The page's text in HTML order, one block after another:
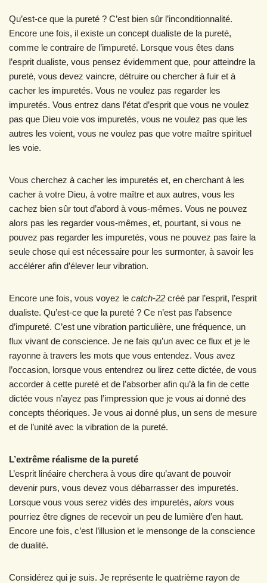
Qu’est-ce que la pureté ? C’est bien sûr l’inconditionnalité.
Encore une fois, il existe un concept dualiste de la pureté,
comme le contraire de l’impureté. Lorsque vous êtes dans
l’esprit dualiste, vous pensez évidemment que, pour atteindre la
pureté, vous devez vaincre, détruire ou chercher à fuir et à
cacher les impuretés. Vous ne voulez pas regarder les
impuretés. Vous entrez dans l’état d’esprit que vous ne voulez
pas que Dieu voie vos impuretés, vous ne voulez pas que les
autres les voient, vous ne voulez pas que votre maître spirituel
les voie.
Vous cherchez à cacher les impuretés et, en cherchant à les
cacher à votre Dieu, à votre maître et aux autres, vous les
cachez bien sûr tout d’abord à vous-mêmes. Vous ne pouvez
alors pas les regarder vous-mêmes, et, pourtant, si vous ne
pouvez pas regarder les impuretés, vous ne pouvez pas faire la
seule chose qui est nécessaire pour les surmonter, à savoir les
accélérer afin d’élever leur vibration.
Encore une fois, vous voyez le catch-22 créé par l’esprit, l’esprit
dualiste. Qu’est-ce que la pureté ? Ce n’est pas l’absence
d’impureté. C’est une vibration particulière, une fréquence, un
flux vivant de conscience. Je ne fais qu’un avec ce flux et je le
rayonne à travers les mots que vous entendez. Vous avez
l’occasion, lorsque vous entendrez ou lirez cette dictée, de vous
accorder à cette pureté et de l’absorber afin qu’à la fin de cette
dictée vous n’ayez pas l’impression que je vous ai donné des
concepts théoriques. Je vous ai donné plus, un sens de mesure
et de l’unité avec la vibration de la pureté.
L’extrême réalisme de la pureté
L’esprit linéaire cherchera à vous dire qu’avant de pouvoir
devenir purs, vous devez vous débarrasser des impuretés.
Lorsque vous vous serez vidés des impuretés, alors vous
pourriez être dignes de recevoir un peu de lumière d’en haut.
Encore une fois, c’est l’illusion et le mensonge de la conscience
de dualité.
Considérez qui je suis. Je représente le quatrième rayon de